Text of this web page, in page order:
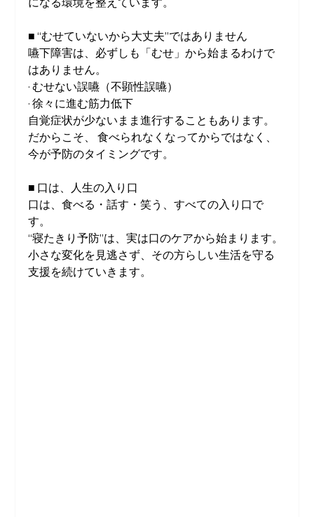
■ “むせていないから大丈夫”ではありません
嚥下障害は、必ずしも「むせ」から始まるわけで
はありません。
· むせない誤嚥（不顕性誤嚥）
· 徐々に進む筋力低下
自覚症状が少ないまま進行することもあります。
だからこそ、 食べられなくなってからではなく、
今が予防のタイミングです。
■ 口は、人生の入り口
口は、食べる・話す・笑う、すべての入り口で
す。
“寝たきり予防”は、実は口のケアから始まります。
小さな変化を見逃さず、その方らしい生活を守る
支援を続けていきます。